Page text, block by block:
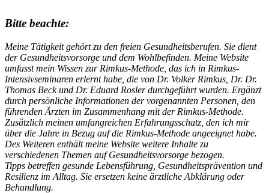
Bitte beachte:
Meine Tätigkeit gehört zu den freien Gesundheitsberufen. Sie dient
der Gesundheitsvorsorge und dem Wohlbefinden. Meine Website
umfasst mein Wissen zur Rimkus-Methode, das ich in Rimkus-
Intensivseminaren erlernt habe, die von Dr. Volker Rimkus, Dr. Dr.
Thomas Beck und Dr. Eduard Rosler durchgeführt wurden. Ergänzt
durch persönliche Informationen der vorgenannten Personen, den
führenden Ärzten im Zusammenhang mit der Rimkus-Methode.
Zusätzlich meinen umfangreichen Erfahrungsschatz, den ich mir
über die Jahre in Bezug auf die Rimkus-Methode angeeignet habe.
Des Weiteren enthält meine Website weitere Inhalte zu
verschiedenen Themen auf Gesundheitsvorsorge bezogen.
Tipps betreffen gesunde Lebensführung, Gesundheitsprävention und
Resilienz im Alltag. Sie ersetzen keine ärztliche Abklärung oder
Behandlung.